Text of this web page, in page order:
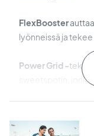
FlexBooster
lyönneissä ja
Power Grid -
sweetspotin,
Sonic Core